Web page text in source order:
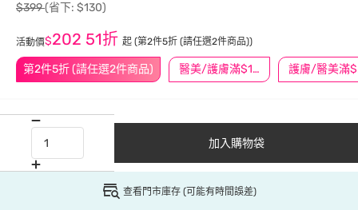
第2件5折 (請任選2件商品) 醫美/護膚滿$1200送$200
$399(省下: $130)
活動價$202 51折 起 (第2件5折 (請任選2件商品))
加入購物袋
查看門市庫存 (可能有時間誤差)